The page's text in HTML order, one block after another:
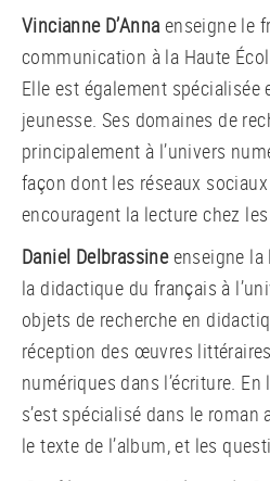
Vincianne D’Anna enseigne le
communication à la Haute
Elle est également spécialisée
jeunesse. Ses domaines de
principalement à l’univers
façon dont les réseaux
encouragent la lecture chez les
Daniel Delbrassineenseigne la
la didactique du français à
objets de recherche en
réception des œuvres
numériques dans l’écriture.
s’est spécialisé dans le roman
le texte de l’album, et les